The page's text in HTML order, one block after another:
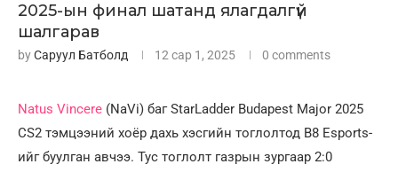
2025-ын финал шатанд ялагдалгүй
шалгарав
byСаруул Батболд 12 сар 1, 2025 0 comments
Natus Vincere (NaVi) баг StarLadder Budapest Major 2025
CS2 тэмцээний хоёр дахь хэсгийн тоглолтод B8 Esports-
ийг буулган авчээ. Тус тоглолт газрын зургаар 2:0